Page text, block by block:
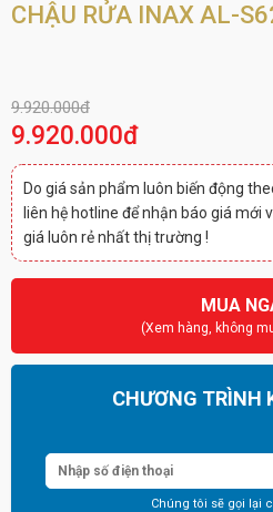
CHẬU RỬA INAX AL-
9.920.000đ
9.920.000đ
Do giá sản phẩm luôn biến động
liên hệ hotline để nhận báo giá mới
giá luôn rẻ nhất thị trường !
MUA
(Xem hàng, không
CHƯƠNG TRÌNH
Chúng tôi sẽ gọi lại